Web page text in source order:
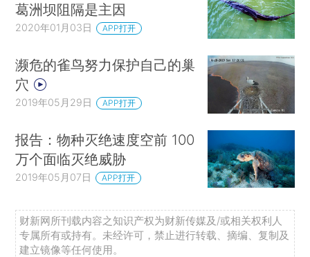
葛洲坝阻隔是主因
2020年01月03日 APP打开
濒危的雀鸟努力保护自己的巢
穴
2019年05月29日 APP打开
报告：物种灭绝速度空前 100
万个面临灭绝威胁
2019年05月07日 APP打开
财新网所刊载内容之知识产权为财新传媒及/或相关权利人
专属所有或持有。未经许可，禁止进行转载、摘编、复制及
建立镜像等任何使用。